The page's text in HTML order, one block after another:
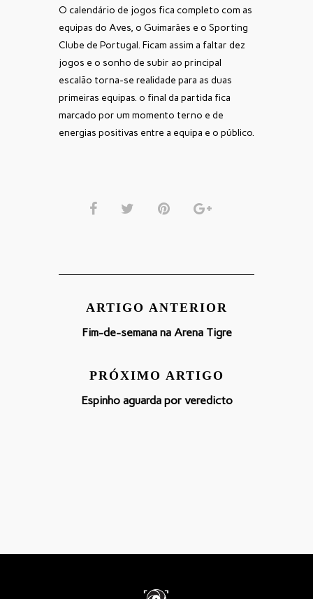
O calendário de jogos fica completo com as
equipas do Aves, o Guimarães e o Sporting
Clube de Portugal. Ficam assim a faltar dez
jogos e o sonho de subir ao principal
escalão torna-se realidade para as duas
primeiras equipas. o final da partida fica
marcado por um momento terno e de
energias positivas entre a equipa e o público.
ARTIGO ANTERIOR
Fim-de-semana na Arena Tigre
PRÓXIMO ARTIGO
Espinho aguarda por veredicto